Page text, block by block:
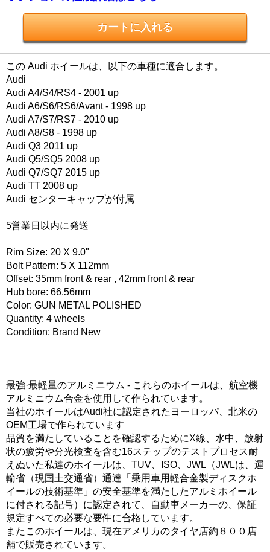
この Audi ホイールは、以下の車種に適合します。
Audi
Audi A4/S4/RS4 - 2001 up
Audi A6/S6/RS6/Avant - 1998 up
Audi A7/S7/RS7 - 2010 up
Audi A8/S8 - 1998 up
Audi Q3 2011 up
Audi Q5/SQ5 2008 up
Audi Q7/SQ7 2015 up
Audi TT 2008 up
Audi センターキャップが付属
5営業日以内に発送
Rim Size: 20 X 9.0"
Bolt Pattern: 5 X 112mm
Offset: 35mm front & rear , 42mm front & rear
Hub bore: 66.56mm
Color: GUN METAL POLISHED
Quantity: 4 wheels
Condition: Brand New
最強·最軽量のアルミニウム - これらのホイールは、航空機
アルミニウム合金を使用して作られています。
当社のホイールはAudi社に認定されたヨーロッパ、北米の
OEM工場で作られています
品質を満たしていることを確認するためにX線、水中、放射
状の疲労や分光検査を含む16ステップのテストプロセス耐
えぬいた私達のホイールは、TUV、ISO、JWL（JWLは、運
輸省（現国土交通省）通達「乗用車用軽合金製ディスクホ
イールの技術基準」の安全基準を満たしたアルミホイール
に付される記号）に認定されて、自動車メーカーの、保証
規定すべての必要な要件に合格しています。
またこのホイールは、現在アメリカのタイヤ店約８００店
舗で販売されています。